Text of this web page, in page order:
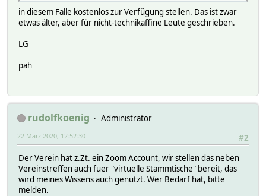
in diesem Falle kostenlos zur Verfügung stellen. Das ist zwar
etwas älter, aber für nicht-technikaffine Leute geschrieben.
LG
pah
rudolfkoenig
Administrator
#2
22 März 2020, 12:52:30
Der Verein hat z.Zt. ein Zoom Account, wir stellen das neben
Vereinstreffen auch fuer "virtuelle Stammtische" bereit, das
wird meines Wissens auch genutzt. Wer Bedarf hat, bitte
melden.